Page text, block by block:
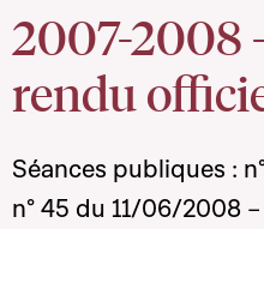
2007-2008
rendu
Séances publiques :
n° 45 du 11/06/2008